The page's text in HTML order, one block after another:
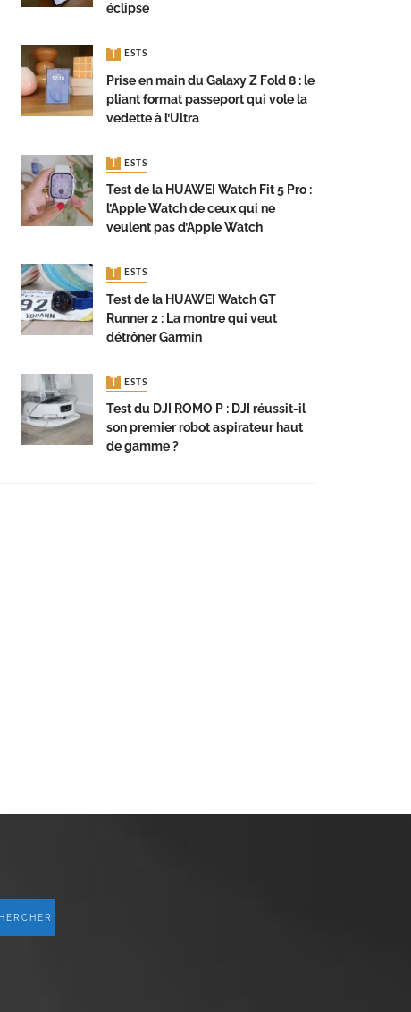
éclipse
TESTS
Prise en main du Galaxy Z Fold 8 : le
pliant format passeport qui vole la
vedette à l’Ultra
TESTS
Test de la HUAWEI Watch Fit 5 Pro :
l’Apple Watch de ceux qui ne
veulent pas d’Apple Watch
TESTS
Test de la HUAWEI Watch GT
Runner 2 : La montre qui veut
détrôner Garmin
TESTS
Test du DJI ROMO P : DJI réussit-il
son premier robot aspirateur haut
de gamme ?